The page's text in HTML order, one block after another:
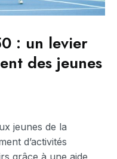
: un levier
des jeunes
jeunes de la
d’activités
grâce à une aide